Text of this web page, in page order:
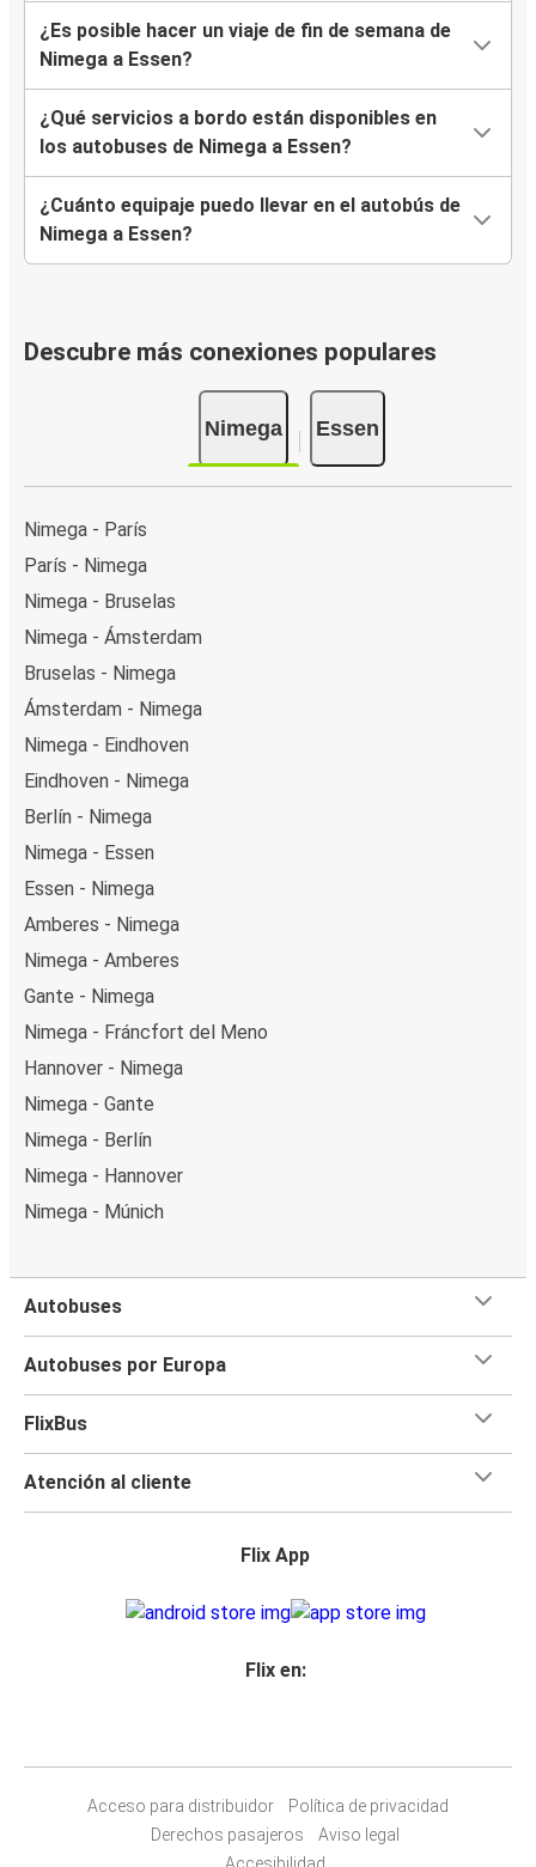
¿Es posible hacer un viaje de fin de semana de
Nimega a Essen?
¿Qué servicios a bordo están disponibles en
los autobuses de Nimega a Essen?
¿Cuánto equipaje puedo llevar en el autobús de
Nimega a Essen?
Descubre más conexiones populares
Nimega Essen
Nimega - París
París - Nimega
Nimega - Bruselas
Nimega - Ámsterdam
Bruselas - Nimega
Ámsterdam - Nimega
Nimega - Eindhoven
Eindhoven - Nimega
Berlín - Nimega
Nimega - Essen
Essen - Nimega
Amberes - Nimega
Nimega - Amberes
Gante - Nimega
Nimega - Fráncfort del Meno
Hannover - Nimega
Nimega - Gante
Nimega - Berlín
Nimega - Hannover
Nimega - Múnich
Autobuses
Autobuses por Europa
FlixBus
Atención al cliente
Flix App
Flix en:
Acceso para distribuidor
Política de privacidad
Derechos pasajeros
Aviso legal
Accesibilidad